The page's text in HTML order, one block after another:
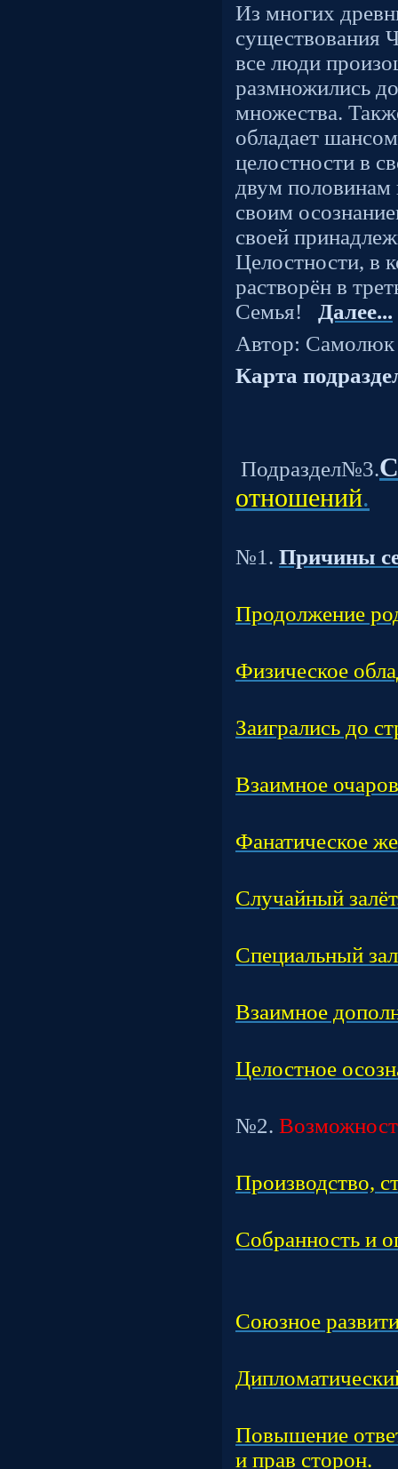
Из многих
существования
все люди
размножились
множества.
обладает
целостности в
двум половинам
своим
своей
Целостности, в
растворён в
Семья! Далее...
Автор: Самолюк
Карта
Подраздел№3.
отношений.
№1. Причины
Продолжение
Физическое
Заигрались до
Взаимное
Фанатическое
Случайный
Специальный
Взаимное
Целостное
№2.
Производство,
Собранность и
Союзное
Повышение
и прав сторон.